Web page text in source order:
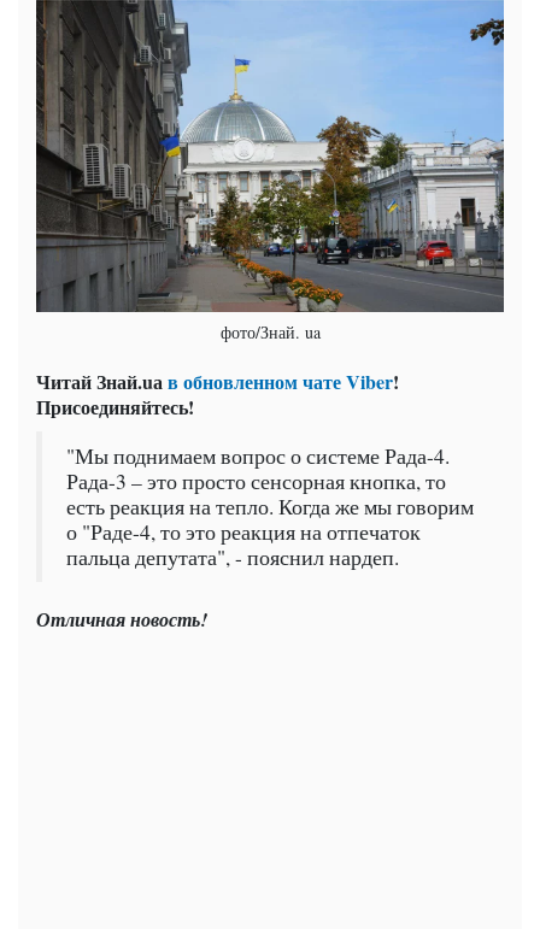
фото/Знай. ua
Читай Знай.uав обновленном чате Viber!
Присоединяйтесь!
"Мы поднимаем вопрос о системе Рада-4.
Рада-3 – это просто сенсорная кнопка, то
есть реакция на тепло. Когда же мы говорим
о "Раде-4, то это реакция на отпечаток
пальца депутата", - пояснил нардеп.
Отличная новость!